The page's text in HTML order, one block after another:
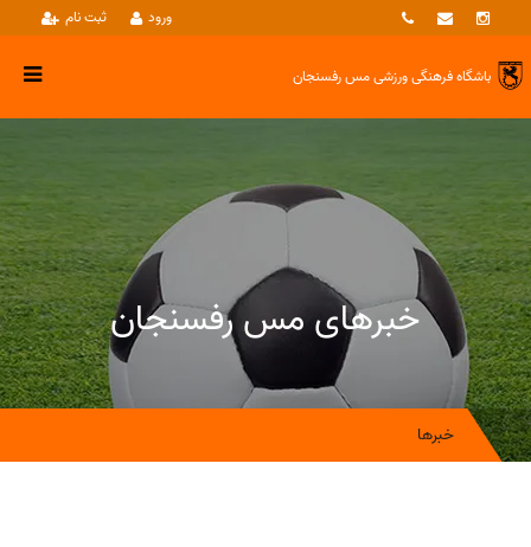
ثبت نام ورود
باشگاه فرهنگی ورزشیمس رفسنجان
خبرهای مس رفسنجان
خبرها